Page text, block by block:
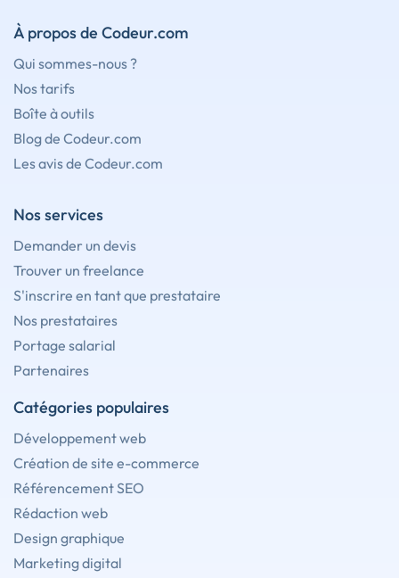
À propos de Codeur.com
Qui sommes-nous ?
Nos tarifs
Boîte à outils
Blog de Codeur.com
Les avis de Codeur.com
Nos services
Demander un devis
Trouver un freelance
S'inscrire en tant que prestataire
Nos prestataires
Portage salarial
Partenaires
Catégories populaires
Développement web
Création de site e-commerce
Référencement SEO
Rédaction web
Design graphique
Marketing digital